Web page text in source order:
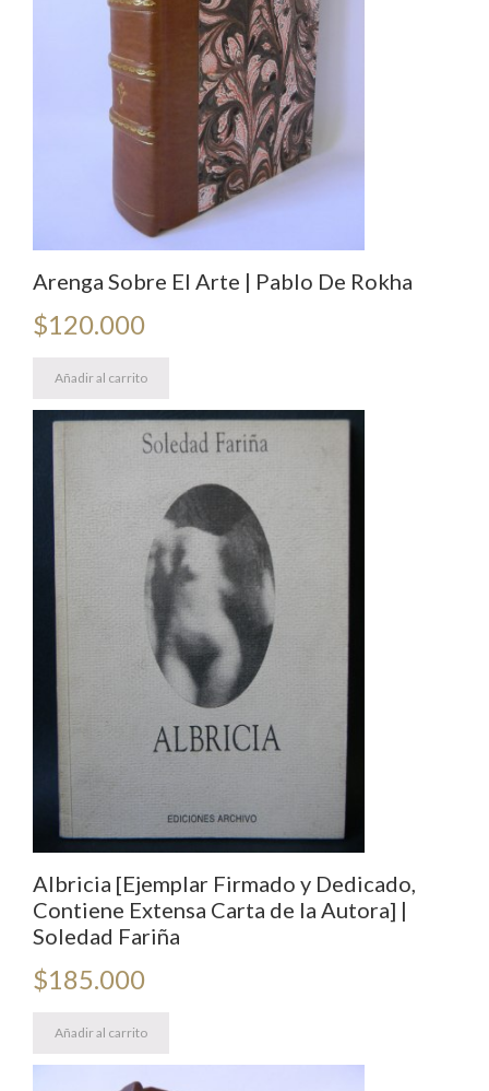
Arenga Sobre El Arte | Pablo De Rokha
$120.000
Añadir al carrito
Albricia [Ejemplar Firmado y Dedicado,
Contiene Extensa Carta de la Autora] |
Soledad Fariña
$185.000
Añadir al carrito